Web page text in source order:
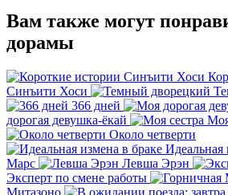
Вам также могут
дорамы
Синъити Хоси
366 дней
дорогая девушка-ёкай
Около четверти
Идеальная
Марс
Левша Эрэн
Эксперт по смене работы